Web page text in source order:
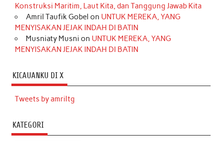
Konstruksi Maritim, Laut Kita, dan Tanggung Jawab Kita
Amril Taufik Gobel on UNTUK MEREKA, YANG
MENYISAKAN JEJAK INDAH DI BATIN
Musniaty Musni on UNTUK MEREKA, YANG
MENYISAKAN JEJAK INDAH DI BATIN
KICAUANKU DI X
Tweets by amriltg
KATEGORI